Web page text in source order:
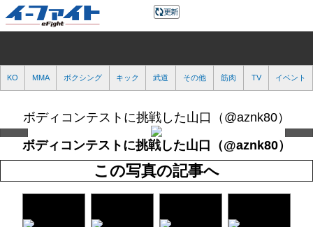
KO MMA ボクシング キック 武道 その他 筋肉 TV イベント
ボディコンテストに挑戦した山口（@aznk80）
ボディコンテストに挑戦した山口（@aznk80）
この写真の記事へ